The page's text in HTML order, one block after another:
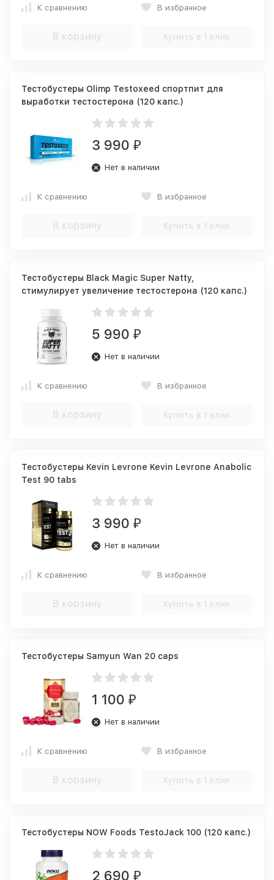
К сравнению В избранное
В корзину Купить в 1 клик
Тестобустеры Olimp Testoxeed спортпит для
выработки тестостерона (120 капс.)
3 990 ₽
Нет в наличии
К сравнению В избранное
В корзину Купить в 1 клик
Тестобустеры Black Magic Super Natty,
стимулирует увеличение тестостерона (120 капс.)
5 990 ₽
Нет в наличии
К сравнению В избранное
В корзину Купить в 1 клик
Тестобустеры Kevin Levrone Kevin Levrone Anabolic
Test 90 tabs
3 990 ₽
Нет в наличии
К сравнению В избранное
В корзину Купить в 1 клик
Тестобустеры Samyun Wan 20 caps
1 100 ₽
Нет в наличии
К сравнению В избранное
В корзину Купить в 1 клик
Тестобустеры NOW Foods TestoJack 100 (120 капс.)
2 690 ₽